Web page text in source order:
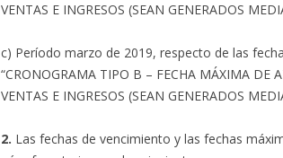
VENTAS E INGRESOS (SEAN GENERADOS
c) Período marzo de 2019, respecto de las
“CRONOGRAMA TIPO B – FECHA MÁXIMA DE
VENTAS E INGRESOS (SEAN GENERADOS
2. Las fechas de vencimiento y las fechas